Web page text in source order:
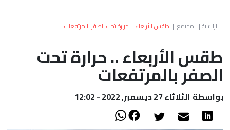
العالم
أعمدة
الصحراء
الرئيسية| مجتمع | طقس الأربعاء .. حرارة تحت الصفر بالمرتفعات
طقس الأربعاء .. حرارة تحت
الصفر بالمرتفعات
بواسطة الثلاثاء 27 ديسمبر, 2022 - 12:02